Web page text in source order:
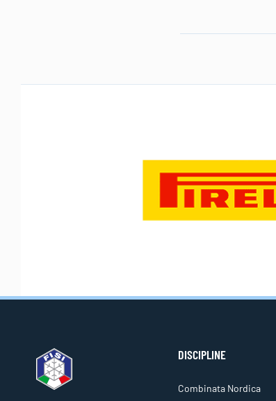
DISCIPLINE
Combinata Nordica